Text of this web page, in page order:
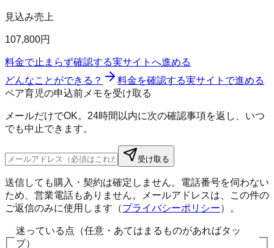
見込み売上
107,800円
料金で止まらず確認する実サイトへ進める
どんなことができる？
料金を確認する実サイトで進める
ペア育児の申込前メモを受け取る
メールだけでOK。24時間以内に次の確認事項を返し、いつ
でも中止できます。
受け取る
送信しても購入・契約は確定しません。電話番号を伺わない
ため、営業電話もありません。メールアドレスは、この件の
ご返信のみに使用します（プライバシーポリシー）。
迷っている点（任意・あてはまるものがあればタッ
プ）